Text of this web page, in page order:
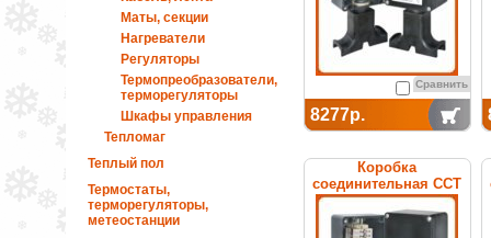
Маты, секции
Нагреватели
Регуляторы
Термопреобразователи,
терморегуляторы
Шкафы управления
Тепломаг
Теплый пол
Термостаты,
терморегуляторы,
метеостанции
Сравнить
8277р.
Коробка
соединительная ССТ
УСК 12.КН